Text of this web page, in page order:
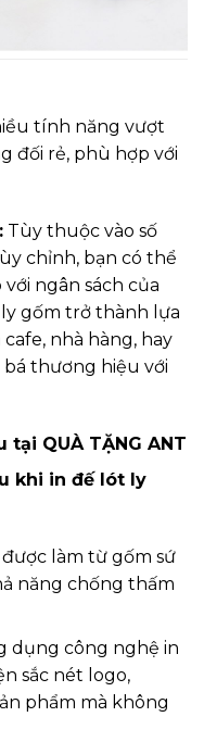
tính năng vượt
đối rẻ, phù hợp với
Tùy thuộc vào số
chỉnh, bạn có thể
ngân sách của
gốm trở thành lựa
nhà hàng, hay
thương hiệu với
QUÀ TẶNG ANT
khi in đế lót ly
làm từ gốm sứ
năng chống thấm
dụng công nghệ in
sắc nét logo,
phẩm mà không